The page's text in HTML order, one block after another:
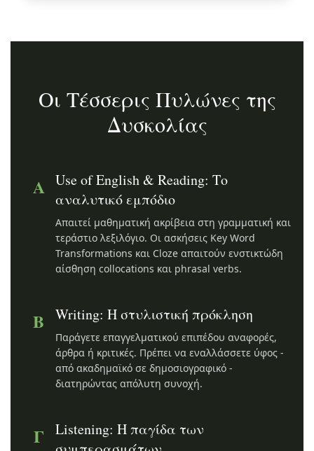
Οι Τέσσερις Πυλώνες της
Δυσκολίας
Α Use of English & Reading: Το
αναλυτικό εμπόδιο
Απαιτεί μαθηματική ακρίβεια στη γραμματική και
τεράστιο λεξιλόγιο. Οι ασκήσεις Key Word
Transformations και Cloze απαιτούν ενστικτώδη
αίσθηση collocations και phrasal verbs.
Β Writing: Η στυλιστική πρόκληση
Παράγετε επαγγελματικού επιπέδου αναφορές,
άρθρα ή κριτικές. Πρέπει να εναλλάσσετε ύφος -
από ακαδημαϊκό σε δημοσιογραφικό -
διατηρώντας απόλυτη συνοχή.
Γ
Listening: Η παγίδα των